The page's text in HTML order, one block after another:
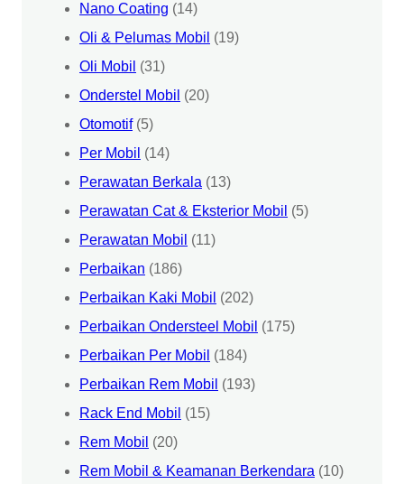
Nano Coating (14)
Oli & Pelumas Mobil (19)
Oli Mobil (31)
Onderstel Mobil (20)
Otomotif(5)
Per Mobil (14)
Perawatan Berkala (13)
Perawatan Cat & Eksterior Mobil (5)
Perawatan Mobil (11)
Perbaikan (186)
Perbaikan Kaki Mobil (202)
Perbaikan Ondersteel Mobil (175)
Perbaikan Per Mobil (184)
Perbaikan Rem Mobil (193)
Rack End Mobil (15)
Rem Mobil (20)
Rem Mobil & Keamanan Berkendara (10)